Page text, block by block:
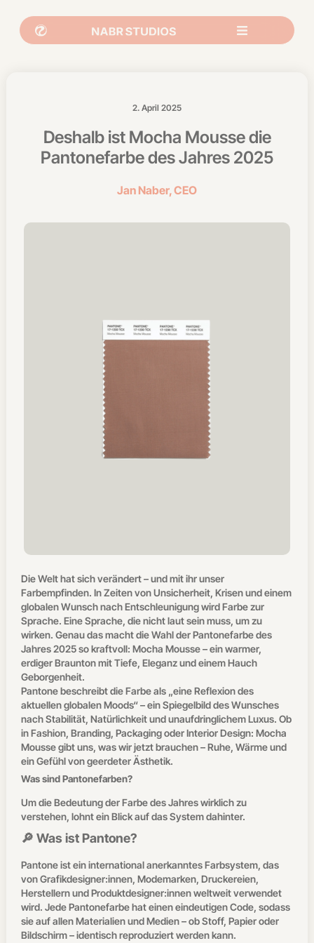
2. April 2025
Deshalb ist Mocha Mousse die
Pantonefarbe des Jahres 2025
Jan Naber, CEO
Die Welt hat sich verändert – und mit ihr unser
Farbempfinden. In Zeiten von Unsicherheit, Krisen und einem
globalen Wunsch nach Entschleunigung wird Farbe zur
Sprache. Eine Sprache, die nicht laut sein muss, um zu
wirken. Genau das macht die Wahl der Pantonefarbe des
Jahres 2025 so kraftvoll: Mocha Mousse – ein warmer,
erdiger Braunton mit Tiefe, Eleganz und einem Hauch
Geborgenheit.
Pantone beschreibt die Farbe als „eine Reflexion des
aktuellen globalen Moods“ – ein Spiegelbild des Wunsches
nach Stabilität, Natürlichkeit und unaufdringlichem Luxus. Ob
in Fashion, Branding, Packaging oder Interior Design: Mocha
Mousse gibt uns, was wir jetzt brauchen – Ruhe, Wärme und
ein Gefühl von geerdeter Ästhetik.
Was sind Pantonefarben?
Um die Bedeutung der Farbe des Jahres wirklich zu
verstehen, lohnt ein Blick auf das System dahinter.
🔎 Was ist Pantone?
Pantone ist ein international anerkanntes Farbsystem, das
von Grafikdesigner:innen, Modemarken, Druckereien,
Herstellern und Produktdesigner:innen weltweit verwendet
wird. Jede Pantonefarbe hat einen eindeutigen Code, sodass
sie auf allen Materialien und Medien – ob Stoff, Papier oder
Bildschirm – identisch reproduziert werden kann.